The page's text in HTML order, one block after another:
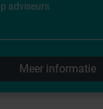
adviseurs
Meer informatie